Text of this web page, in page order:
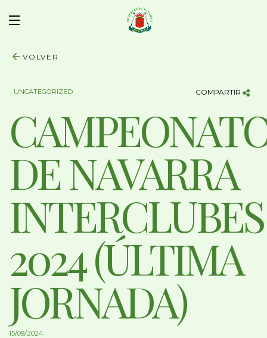
VOLVER
UNCATEGORIZED COMPARTIR
DE NAVARRA
INTERCLUBES
2024 (ÚLTIMA
JORNADA)
15/09/2024